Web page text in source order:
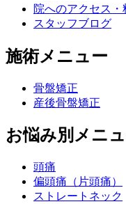
院へのアクセス・
スタッフブログ
施術メニュー
骨盤矯正
産後骨盤矯正
お悩み別メニ
頭痛
偏頭痛（片頭痛）
ストレートネック